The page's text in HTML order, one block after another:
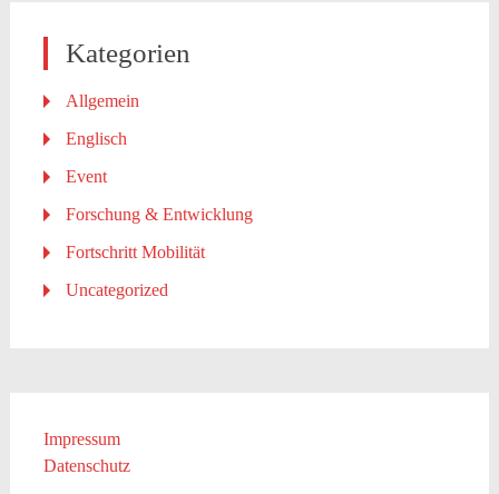
Kategorien
Allgemein
Englisch
Event
Forschung & Entwicklung
Fortschritt Mobilität
Uncategorized
Impressum
Datenschutz